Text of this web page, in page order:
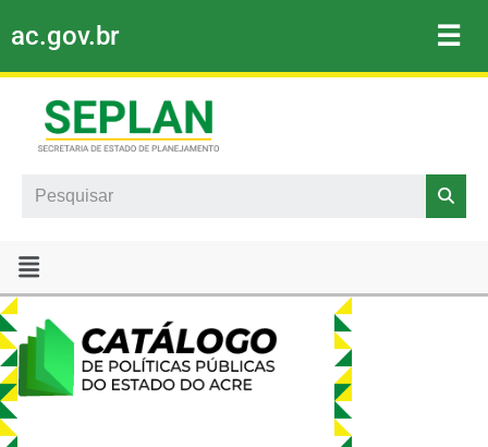
Pular
para
conteúdo
ac.gov.br ☰
Search